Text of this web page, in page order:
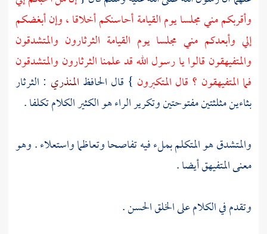
وأقربكم مني مجلسا يوم القيامة أحاسنكم أخلاقا ، وإن أبغضكم
إلي وأبعدكم مني مجلسا يوم القيامة الثرثارون والمتشدقون
والمتفيهقون قالوا يا رسول الله قد علمنا الثرثارون والمتشدقون
فما المتفيهقون ؟ قال المتكبرون } قال الحافظ المنذري : الثرثار
بثاءين مثلثتين مفتوحتين وتكرير الراء هو الكثير الكلام تكلفا .
والمتشدق هو المتكلم بملء فيه تفاصحا وتعاظما واستعلاء . وهو
معنى المتفيهق أيضا .
وتقدم في الكلام على الخلق الحسن .